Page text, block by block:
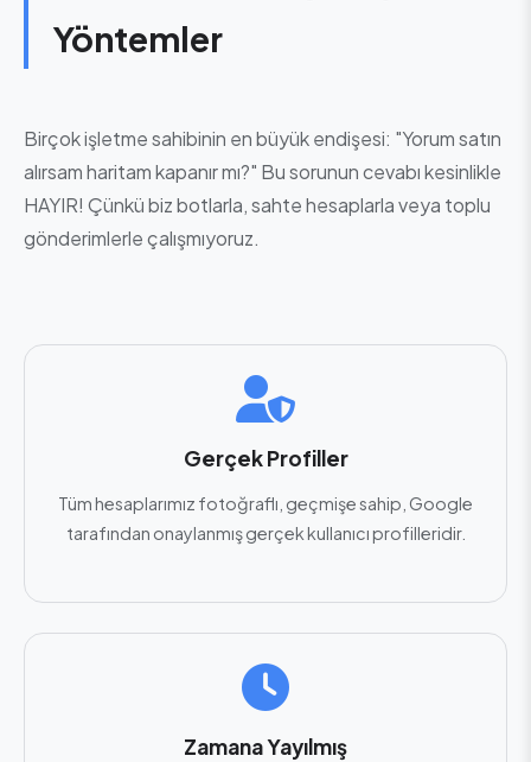
Yöntemler
Birçok işletme sahibinin en büyük endişesi: "Yorum satın
alırsam haritam kapanır mı?" Bu sorunun cevabı kesinlikle
HAYIR! Çünkü biz botlarla, sahte hesaplarla veya toplu
gönderimlerle çalışmıyoruz.
Gerçek Profiller
Tüm hesaplarımız fotoğraflı, geçmişe sahip, Google
tarafından onaylanmış gerçek kullanıcı profilleridir.
Zamana Yayılmış